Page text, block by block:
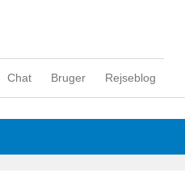
Chat Bruger Rejseblog